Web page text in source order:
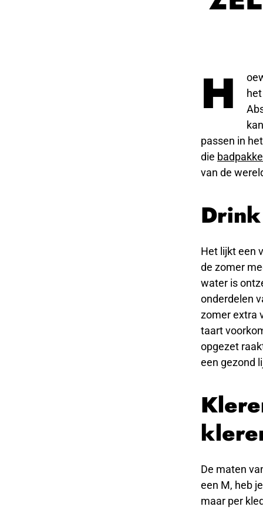
H
passen in
die
van de
Het lijkt een
de zomer
water is
onderdelen
zomer extra
taart
opgezet
een gezond
De maten
een M, heb
maar per